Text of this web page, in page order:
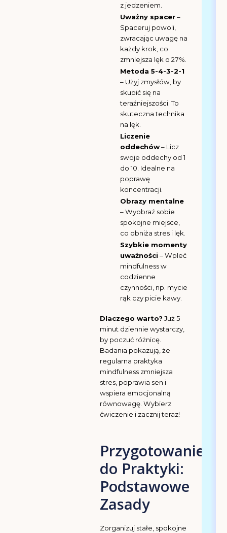
z jedzeniem.
Uważny spacer–
Spaceruj powoli,
zwracając uwagę na
każdy krok, co
zmniejsza lęk o 27%.
Metoda 5-4-3-2-1
– Użyj zmysłów, by
skupić się na
teraźniejszości. To
skuteczna technika
na lęk.
Liczenie
oddechów– Licz
swoje oddechy od 1
do 10. Idealne na
poprawę
koncentracji.
Obrazy mentalne
– Wyobraź sobie
spokojne miejsce,
co obniża stres i lęk.
Szybkie momenty
uważności – Wpleć
mindfulness w
codzienne
czynności, np. mycie
rąk czy picie kawy.
Dlaczego warto? Już 5
minut dziennie wystarczy,
by poczuć różnicę.
Badania pokazują, że
regularna praktyka
mindfulness zmniejsza
stres, poprawia sen i
wspiera emocjonalną
równowagę. Wybierz
ćwiczenie i zacznij teraz!
Przygotowanie
do Praktyki:
Podstawowe
Zasady
Zorganizuj stałe, spokojne